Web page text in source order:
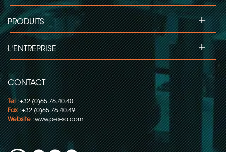
CONTACT
Tel: +32 (0)65.76.40.40
Fax: +32 (0)65.76.40.49
Website:www.pes-sa.com
PRODUITS +
L'ENTREPRISE +